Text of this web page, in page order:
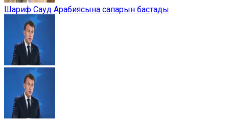
Шариф Сауд Арабиясына сапарын бастады